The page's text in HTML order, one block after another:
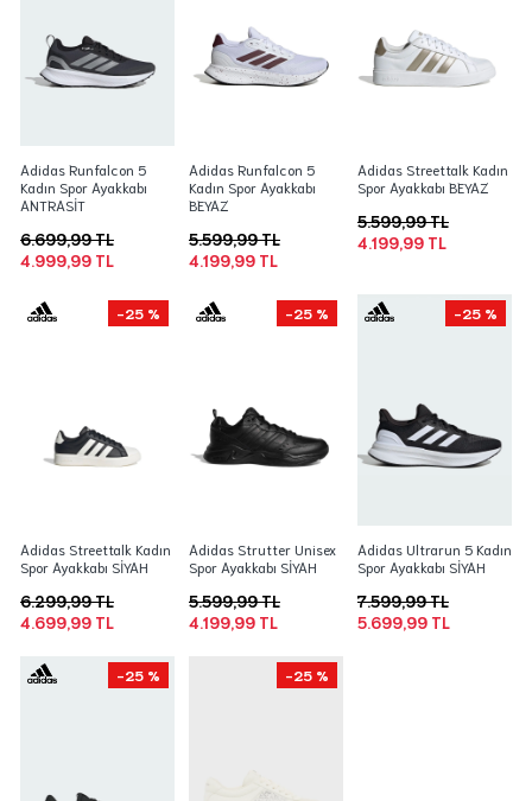
Adidas Runfalcon 5
Kadın Spor Ayakkabı
ANTRASİT
4.999,99 TL
6.699,99 TL
Adidas Runfalcon 5
Kadın Spor Ayakkabı
BEYAZ
4.199,99 TL
5.599,99 TL
Adidas Streettalk Kadın
Spor Ayakkabı BEYAZ
4.199,99 TL
5.599,99 TL
-25 %
Adidas Streettalk Kadın
Spor Ayakkabı SİYAH
4.699,99 TL
6.299,99 TL
-25 %
Adidas Strutter Unisex
Spor Ayakkabı SİYAH
4.199,99 TL
5.599,99 TL
-25 %
Adidas Ultrarun 5 Kadın
Spor Ayakkabı SİYAH
5.699,99 TL
7.599,99 TL
-25 % -25 %